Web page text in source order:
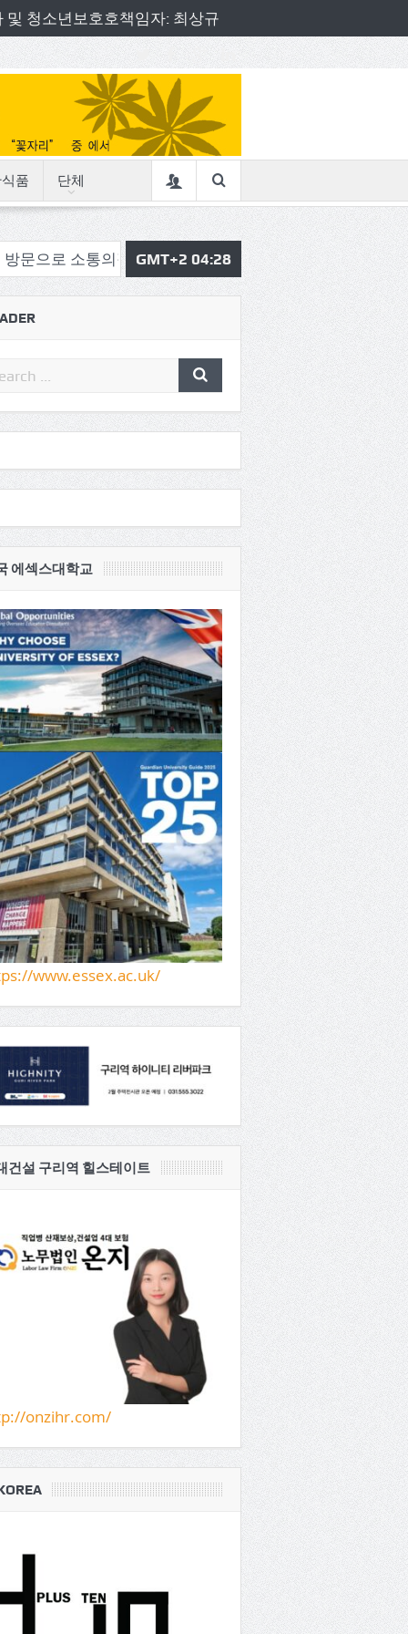
청소년보호호책임자: 최상규
품 단체
의정 시작 삼육중 4-H 환경동아리, 구리시청서 특별한
GMT+2 04:28
에섹스대학교
www.essex.ac.uk/
건설 구리역 힐스테이트
onzihr.com/